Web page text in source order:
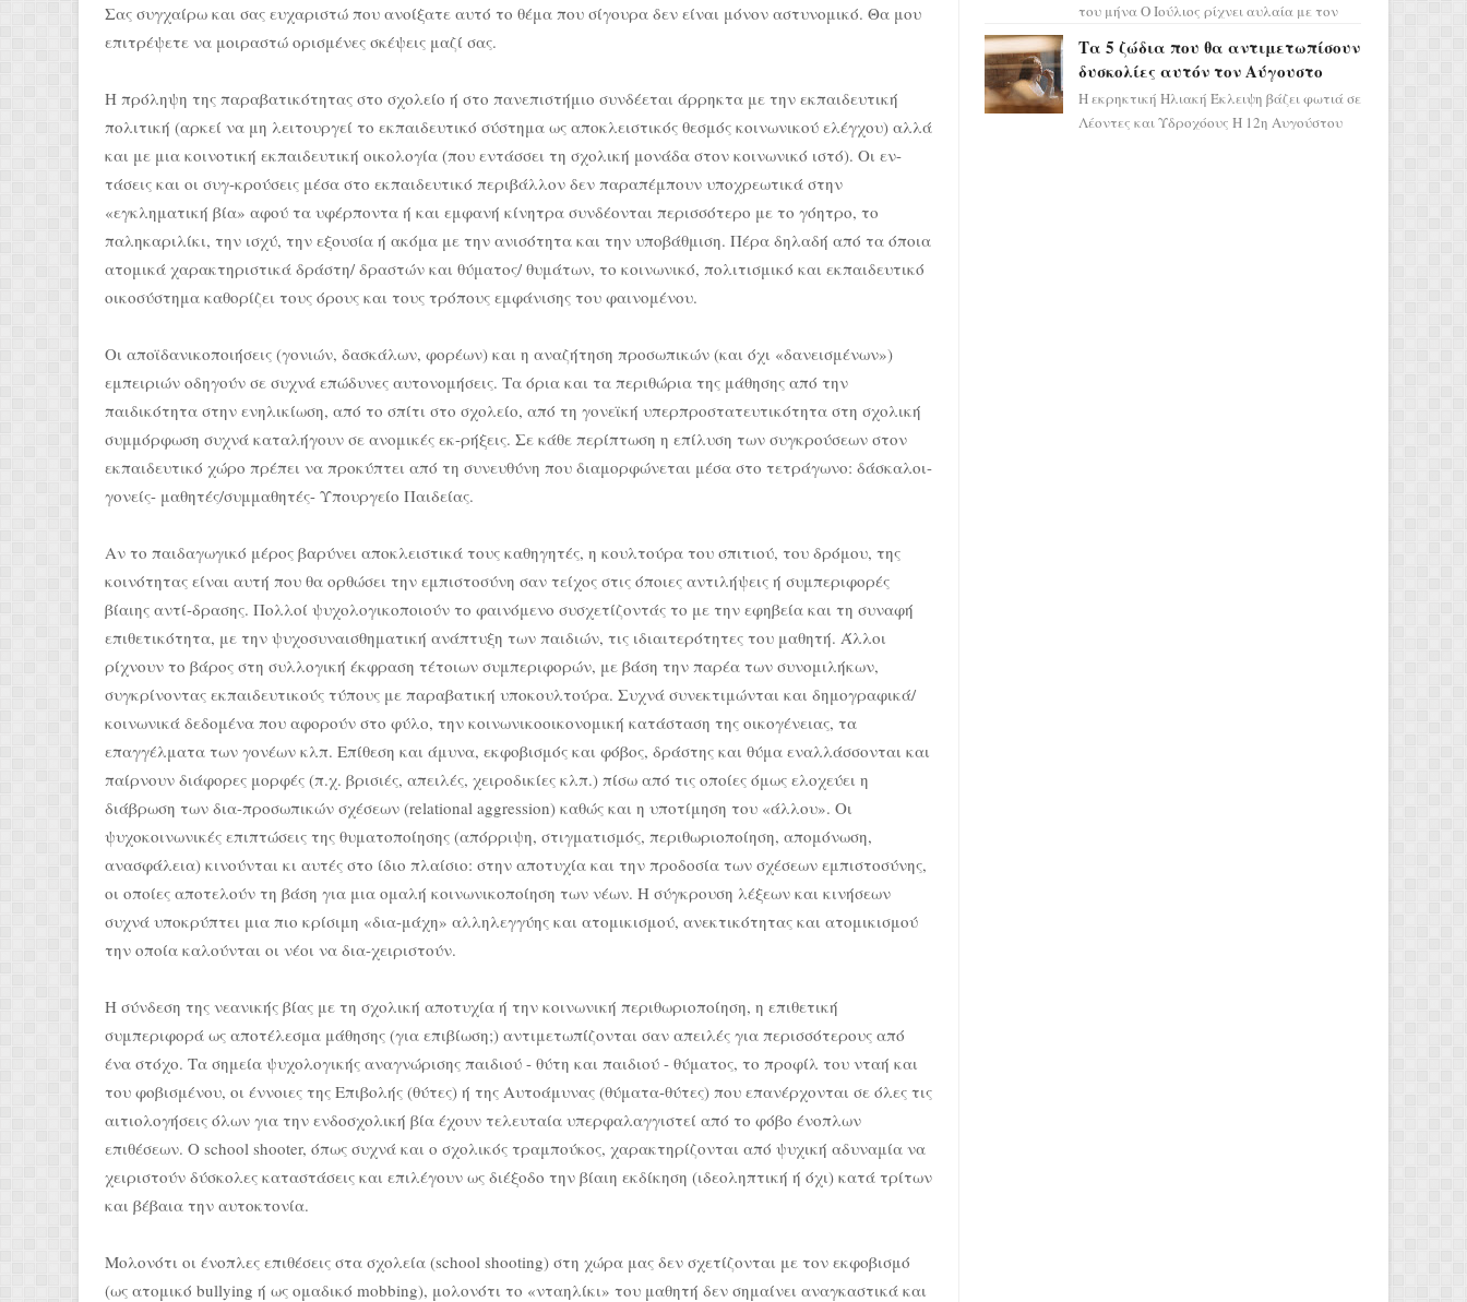
Σας συγχαίρω και σας ευχαριστώ που ανοίξατε αυτό το θέμα που σίγουρα δεν είναι μόνον αστυνομικό. Θα μου
επιτρέψετε να μοιραστώ ορισμένες σκέψεις μαζί σας.
Η πρόληψη της παραβατικότητας στο σχολείο ή στο πανεπιστήμιο συνδέεται άρρηκτα με την εκπαιδευτική
πολιτική (αρκεί να μη λειτουργεί το εκπαιδευτικό σύστημα ως αποκλειστικός θεσμός κοινωνικού ελέγχου) αλλά
και με μια κοινοτική εκπαιδευτική οικολογία (που εντάσσει τη σχολική μονάδα στον κοινωνικό ιστό). Οι εν-
τάσεις και οι συγ-κρούσεις μέσα στο εκπαιδευτικό περιβάλλον δεν παραπέμπουν υποχρεωτικά στην
«εγκληματική βία» αφού τα υφέρποντα ή και εμφανή κίνητρα συνδέονται περισσότερο με το γόητρο, το
παληκαριλίκι, την ισχύ, την εξουσία ή ακόμα με την ανισότητα και την υποβάθμιση. Πέρα δηλαδή από τα όποια
ατομικά χαρακτηριστικά δράστη/ δραστών και θύματος/ θυμάτων, το κοινωνικό, πολιτισμικό και εκπαιδευτικό
οικοσύστημα καθορίζει τους όρους και τους τρόπους εμφάνισης του φαινομένου.
Οι αποϊδανικοποιήσεις (γονιών, δασκάλων, φορέων) και η αναζήτηση προσωπικών (και όχι «δανεισμένων»)
εμπειριών οδηγούν σε συχνά επώδυνες αυτονομήσεις. Τα όρια και τα περιθώρια της μάθησης από την
παιδικότητα στην ενηλικίωση, από το σπίτι στο σχολείο, από τη γονεϊκή υπερπροστατευτικότητα στη σχολική
συμμόρφωση συχνά καταλήγουν σε ανομικές εκ-ρήξεις. Σε κάθε περίπτωση η επίλυση των συγκρούσεων στον
εκπαιδευτικό χώρο πρέπει να προκύπτει από τη συνευθύνη που διαμορφώνεται μέσα στο τετράγωνο: δάσκαλοι-
γονείς- μαθητές/συμμαθητές- Υπουργείο Παιδείας.
Αν το παιδαγωγικό μέρος βαρύνει αποκλειστικά τους καθηγητές, η κουλτούρα του σπιτιού, του δρόμου, της
κοινότητας είναι αυτή που θα ορθώσει την εμπιστοσύνη σαν τείχος στις όποιες αντιλήψεις ή συμπεριφορές
βίαιης αντί-δρασης. Πολλοί ψυχολογικοποιούν το φαινόμενο συσχετίζοντάς το με την εφηβεία και τη συναφή
επιθετικότητα, με την ψυχοσυναισθηματική ανάπτυξη των παιδιών, τις ιδιαιτερότητες του μαθητή. Άλλοι
ρίχνουν το βάρος στη συλλογική έκφραση τέτοιων συμπεριφορών, με βάση την παρέα των συνομιλήκων,
συγκρίνοντας εκπαιδευτικούς τύπους με παραβατική υποκουλτούρα. Συχνά συνεκτιμώνται και δημογραφικά/
κοινωνικά δεδομένα που αφορούν στο φύλο, την κοινωνικοοικονομική κατάσταση της οικογένειας, τα
επαγγέλματα των γονέων κλπ. Επίθεση και άμυνα, εκφοβισμός και φόβος, δράστης και θύμα εναλλάσσονται και
παίρνουν διάφορες μορφές (π.χ. βρισιές, απειλές, χειροδικίες κλπ.) πίσω από τις οποίες όμως ελοχεύει η
διάβρωση των δια-προσωπικών σχέσεων (relational aggression) καθώς και η υποτίμηση του «άλλου». Οι
ψυχοκοινωνικές επιπτώσεις της θυματοποίησης (απόρριψη, στιγματισμός, περιθωριοποίηση, απομόνωση,
ανασφάλεια) κινούνται κι αυτές στο ίδιο πλαίσιο: στην αποτυχία και την προδοσία των σχέσεων εμπιστοσύνης,
οι οποίες αποτελούν τη βάση για μια ομαλή κοινωνικοποίηση των νέων. Η σύγκρουση λέξεων και κινήσεων
συχνά υποκρύπτει μια πιο κρίσιμη «δια-μάχη» αλληλεγγύης και ατομικισμού, ανεκτικότητας και ατομικισμού
την οποία καλούνται οι νέοι να δια-χειριστούν.
Η σύνδεση της νεανικής βίας με τη σχολική αποτυχία ή την κοινωνική περιθωριοποίηση, η επιθετική
συμπεριφορά ως αποτέλεσμα μάθησης (για επιβίωση;) αντιμετωπίζονται σαν απειλές για περισσότερους από
ένα στόχο. Τα σημεία ψυχολογικής αναγνώρισης παιδιού - θύτη και παιδιού - θύματος, το προφίλ του νταή και
του φοβισμένου, οι έννοιες της Επιβολής (θύτες) ή της Αυτοάμυνας (θύματα-θύτες) που επανέρχονται σε όλες τις
αιτιολογήσεις όλων για την ενδοσχολική βία έχουν τελευταία υπερφαλαγγιστεί από το φόβο ένοπλων
επιθέσεων. Ο school shooter, όπως συχνά και ο σχολικός τραμπούκος, χαρακτηρίζονται από ψυχική αδυναμία να
χειριστούν δύσκολες καταστάσεις και επιλέγουν ως διέξοδο την βίαιη εκδίκηση (ιδεοληπτική ή όχι) κατά τρίτων
και βέβαια την αυτοκτονία.
Μολονότι οι ένοπλες επιθέσεις στα σχολεία (school shooting) στη χώρα μας δεν σχετίζονται με τον εκφοβισμό
(ως ατομικό bullying ή ως ομαδικό mobbing), μολονότι το «νταηλίκι» του μαθητή δεν σημαίνει αναγκαστικά και
του μήνα Ο Ιούλιος ρίχνει αυλαία με τον
περνάει στο ζώδιο τω...
Τα 5 ζώδια που θα αντιμετωπίσουν
δυσκολίες αυτόν τον Αύγουστο
Η εκρηκτική Ηλιακή Έκλειψη βάζει φωτιά σε
Λέοντες και Υδροχόους Η 12η Αυγούστου